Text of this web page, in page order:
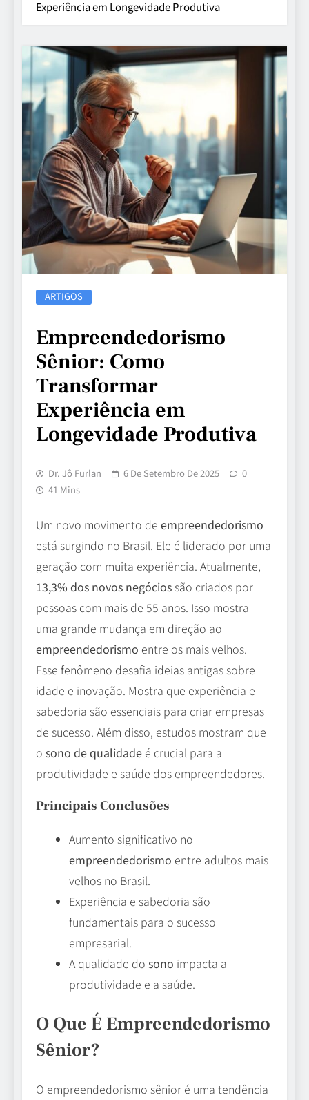
Experiência em Longevidade Produtiva
ARTIGOS
Empreendedorismo
Sênior: Como
Transformar
Experiência em
Longevidade Produtiva
Dr. Jô Furlan 6 De Setembro De 2025
0
41 Mins
Um novo movimento de empreendedorismo
está surgindo no Brasil. Ele é liderado por uma
geração com muita experiência. Atualmente,
13,3% dos novos negócios são criados por
pessoas com mais de 55 anos. Isso mostra
uma grande mudança em direção ao
empreendedorismo entre os mais velhos.
Esse fenômeno desafia ideias antigas sobre
idade e inovação. Mostra que experiência e
sabedoria são essenciais para criar empresas
de sucesso. Além disso, estudos mostram que
o sono de qualidade é crucial para a
produtividade e saúde dos empreendedores.
Principais Conclusões
Aumento significativo no
empreendedorismo entre adultos mais
velhos no Brasil.
Experiência e sabedoria são
fundamentais para o sucesso
empresarial.
A qualidade do sono impacta a
produtividade e a saúde.
O Que É Empreendedorismo
Sênior?
O empreendedorismo sênior é uma tendência